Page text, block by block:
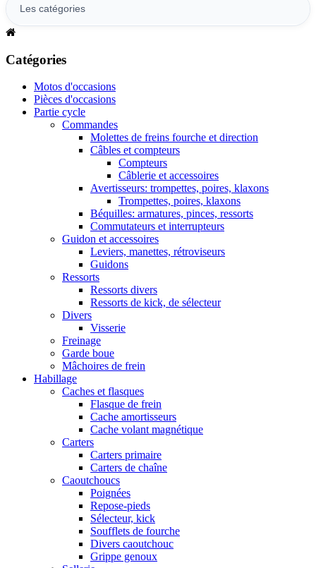
Catégories
Motos d'occasions
Pièces d'occasions
Partie cycle
Commandes
Molettes de freins fourche et direction
Câbles et compteurs
Compteurs
Câblerie et accessoires
Avertisseurs: trompettes, poires, klaxons
Trompettes, poires, klaxons
Béquilles: armatures, pinces, ressorts
Commutateurs et interrupteurs
Guidon et accessoires
Leviers, manettes, rétroviseurs
Guidons
Ressorts
Ressorts divers
Ressorts de kick, de sélecteur
Divers
Visserie
Freinage
Garde boue
Mâchoires de frein
Habillage
Caches et flasques
Flasque de frein
Cache amortisseurs
Cache volant magnétique
Carters
Carters primaire
Carters de chaîne
Caoutchoucs
Poignées
Repose-pieds
Sélecteur, kick
Soufflets de fourche
Divers caoutchouc
Grippe genoux